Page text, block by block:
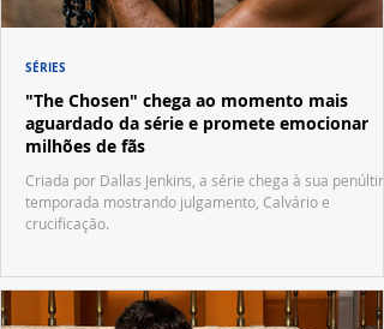
"The Chosen" chega ao momento mais
aguardado da série e promete emocionar
milhões de fãs
Criada por Dallas Jenkins, a série chega à sua
temporada mostrando julgamento, Calvário e
crucificação.
SÉRIES